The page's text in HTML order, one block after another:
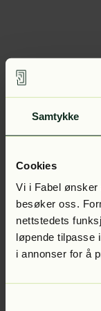
Samtykke
Cookies
Vi i Fabel ønsker
besøker oss.
nettstedets
løpende tilpasse
i annonser for å